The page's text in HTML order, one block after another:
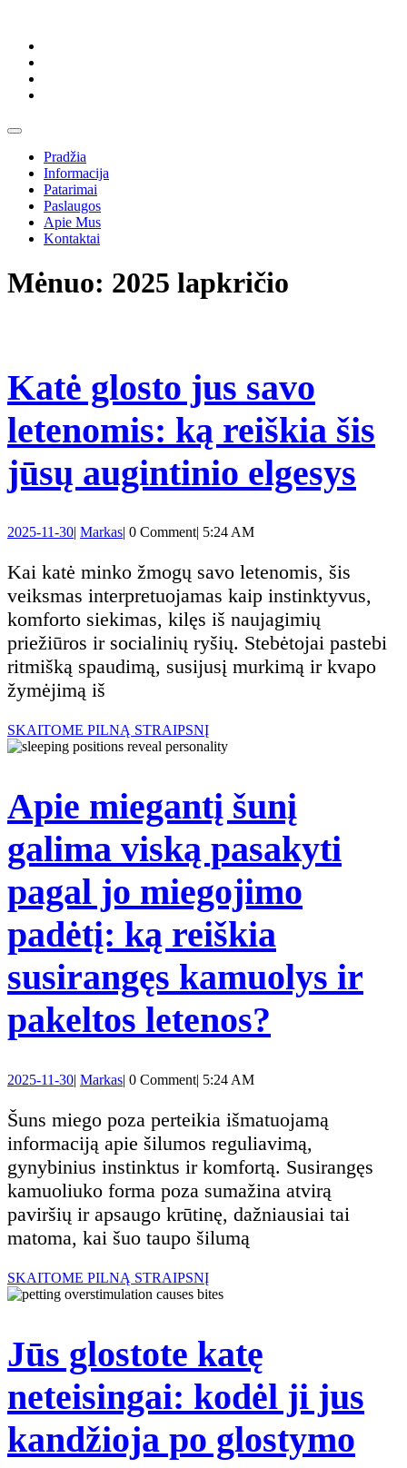
content
Skip
content
Open
ButtonPradžia
Informacija
Patarimai
Paslaugos
Apie Mus
Kontaktai
Button
Mėnuo: 2025 lapkričio
Katė glosto jus savo
letenomis: ką reiškia šis
jūsų augintinio elgesys
ką
2025-11-302025-
| MarkasMarkas
| 0 Comment| 5:24 AM
Kai katė minko žmogų savo letenomis, šis
veiksmas interpretuojamas kaip instinktyvus,
komforto siekimas, kilęs iš naujagimių
priežiūros ir socialinių ryšių. Stebėtojai pastebi
ritmišką spaudimą, susijusį murkimą ir kvapo
žymėjimą iš
SKAITOME PILNĄ STRAIPSNĮSKAITOME
PILNĄ
Apie miegantį šunį
galima viską pasakyti
pagal jo miegojimo
padėtį: ką reiškia
susirangęs kamuolys ir
pakeltos letenos?
šunį
galima
viską
pasakyti
padėtį:
ką
2025-11-302025-
| MarkasMarkas
| 0 Comment| 5:24 AM
Šuns miego poza perteikia išmatuojamą
informaciją apie šilumos reguliavimą,
gynybinius instinktus ir komfortą. Susirangęs
kamuoliuko forma poza sumažina atvirą
paviršių ir apsaugo krūtinę, dažniausiai tai
matoma, kai šuo taupo šilumą
SKAITOME PILNĄ STRAIPSNĮSKAITOME
PILNĄ
Jūs glostote katę
neteisingai: kodėl ji jus
kandžioja po glostymo